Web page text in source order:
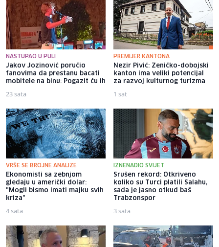
NASTUPAO U PULI
Jakov Jozinović poručio
fanovima da prestanu bacati
mobitele na binu: Pogazit ću ih
23 sata
PREMIJER KANTONA
Nezir Pivić: Zeničko-dobojski
kanton ima veliki potencijal
za razvoj kulturnog turizma
1 sat
VRŠE SE BROJNE ANALIZE
Ekonomisti sa zebnjom
gledaju u američki dolar:
"Mogli bismo imati majku svih
kriza"
4 sata
IZNENADIO SVIJET
Srušen rekord: Otkriveno
koliko su Turci platili Salahu,
sada je jasno otkud baš
Trabzonspor
3 sata